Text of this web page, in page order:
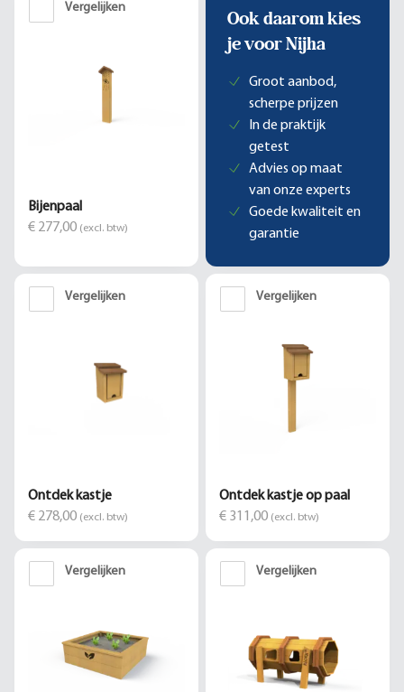
Vergelijken
Bijenpaal
€ 277,00 (excl. btw)
Ook daarom kies
je voor Nijha
Groot aanbod,
scherpe prijzen
In de praktijk
getest
Advies op maat
van onze experts
Goede kwaliteit en
garantie
Vergelijken
Ontdek kastje
€ 278,00 (excl. btw)
Vergelijken
Ontdek kastje op paal
€ 311,00 (excl. btw)
Vergelijken Vergelijken